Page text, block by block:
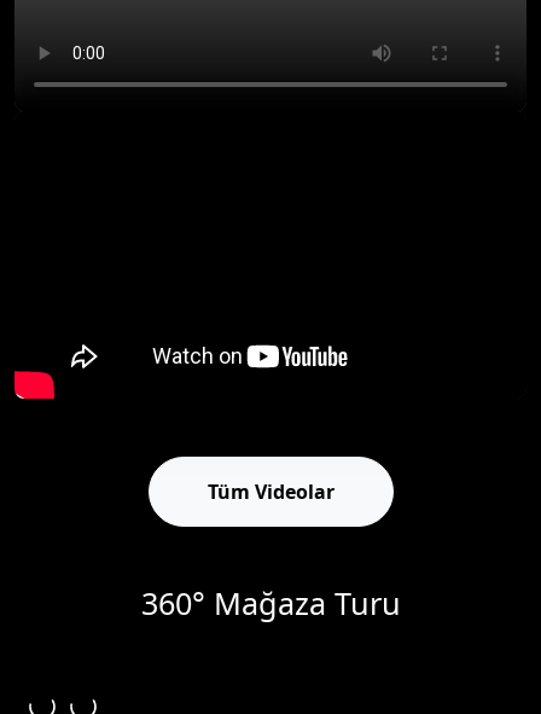
Tüm Videolar
360° Mağaza Turu